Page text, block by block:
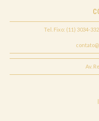
Tel. Fixo: (11) 3034-
Av.